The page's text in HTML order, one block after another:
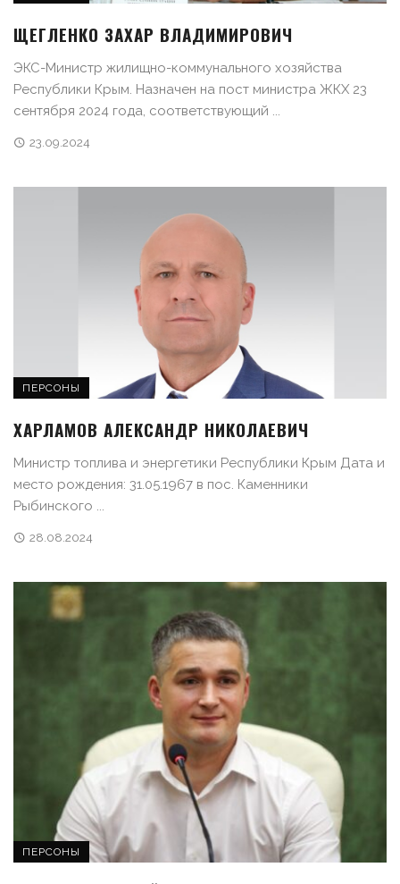
ЩЕГЛЕНКО ЗАХАР ВЛАДИМИРОВИЧ
ЭКС-Министр жилищно-коммунального хозяйства
Республики Крым. Назначен на пост министра ЖКХ 23
сентября 2024 года, соответствующий ...
23.09.2024
ПЕРСОНЫ
ХАРЛАМОВ АЛЕКСАНДР НИКОЛАЕВИЧ
Министр топлива и энергетики Республики Крым Дата и
место рождения: 31.05.1967 в пос. Каменники
Рыбинского ...
28.08.2024
ПЕРСОНЫ